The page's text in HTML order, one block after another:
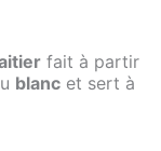
fait à partir
blanc et sert à